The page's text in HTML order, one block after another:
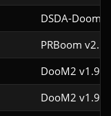
DSDA-Doom
PRBoom
DooM2 v1.9f
DooM2 v1.9f